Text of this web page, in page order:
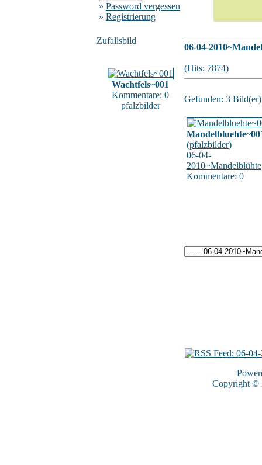
» Password vergessen
» Registrierung
Zufallsbild
Wachtfels~001
Kommentare: 0
pfalzbilder
06-04-
(Hits: 7874)
Gefunden: 3
(pfalzbilder)
06-04-
2010~Mandelblühte
Kommentare: 0
Copyright ©